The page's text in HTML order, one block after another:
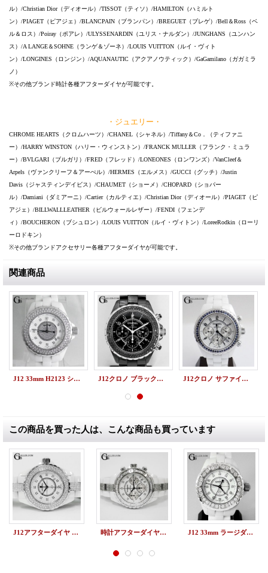
ル）/Christian Dior（ディオール）/TISSOT（ティソ）/HAMILTON（ハミルト
ン）/PIAGET（ピアジェ）/BLANCPAIN（ブランパン）/BREGUET（ブレゲ）/Bell＆Ross（ベ
ル＆ロス）/Poiray（ポアレ）/ULYSSENARDIN（ユリス・ナルダン）/JUNGHANS（ユンハン
ス）/A LANGE＆SOHNE（ランゲ＆ゾーネ）/LOUIS VUITTON（ルイ・ヴィト
ン）/LONGINES（ロンジン）/AQUANAUTIC（アクアノウティック）/GaGamilano（ガガミラ
ノ）
※その他ブランド時計各種アフターダイヤが可能です。
・ジュエリー・
CHROME HEARTS（クロムハーツ）/CHANEL（シャネル）/Tiffany＆Co．（ティファニ
ー）/HARRY WINSTON（ハリー・ウィンストン）/FRANCK MULLER（フランク・ミュラ
ー）/BVLGARI（ブルガリ）/FRED（フレッド）/LONEONES（ロンワンズ）/VanCleef＆
Arpels（ヴァンクリーフ＆アーぺル）/HERMES（エルメス）/GUCCI（グッチ）/Justin
Davis（ジャスティンデイビス）/CHAUMET（ショーメ）/CHOPARD（ショパー
ル）/Damiani（ダミアーニ）/Cartier（カルティエ）/Christian Dior（ディオール）/PIAGET（ピ
アジェ）/BILLWALLLEATHER（ビルウォールレザー）/FENDI（フェンデ
ィ）/BOUCHERON（ブシュロン）/LOUIS VUITTON（ルイ・ヴィトン）/LoreeRodkin（ローリ
ーロドキン）
※その他ブランドアクセサリー各種アフターダイヤが可能です。
関連商品
J12 33mm H2123 シャネルアフターダイヤベゼル J12クロノ ブラックダイヤベゼル H0940 シャネルアフターダイヤ J12クロノ サファイアベゼル H1007 シャネルアフターダイヤ
この商品を買った人は、こんな商品も買っています
J12アフターダイヤ 12P H1628 33mm ベゼルダイヤ&センターブレスダイヤ 時計アフターダイヤ シャネルJ12 9Pクロノ バゲットダイヤベゼル/ブレスダイヤ J12 33mm ラージダイヤベゼル 12P H1628 シャネルアフターダイヤ